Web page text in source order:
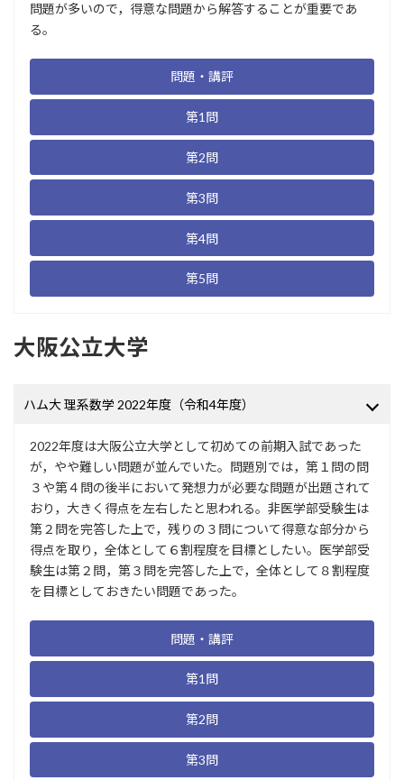
問題が多いので，得意な問題から解答することが重要であ
る。
問題・講評
第1問
第2問
第3問
第4問
第5問
大阪公立大学
ハム大 理系数学 2022年度（令和4年度）
2022年度は大阪公立大学として初めての前期入試であった
が，やや難しい問題が並んでいた。問題別では，第１問の問
３や第４問の後半において発想力が必要な問題が出題されて
おり，大きく得点を左右したと思われる。非医学部受験生は
第２問を完答した上で，残りの３問について得意な部分から
得点を取り，全体として６割程度を目標としたい。医学部受
験生は第２問，第３問を完答した上で，全体として８割程度
を目標としておきたい問題であった。
問題・講評
第1問
第2問
第3問